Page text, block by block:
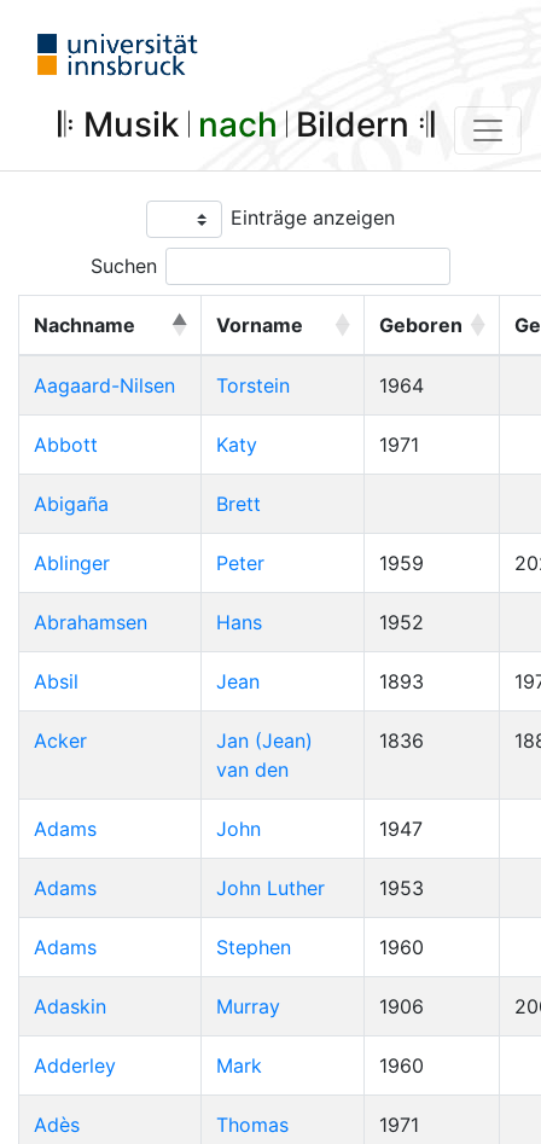
𝄆 Musik 𝄀 nach 𝄀 Bildern 𝄇
Einträge anzeigen
Suchen
Nachname Vorname Geboren
Aagaard-Nilsen Torstein 1964
Abbott Katy 1971
Abigaña Brett
Ablinger Peter 1959
Abrahamsen Hans 1952
Absil Jean 1893
Acker
Jan (Jean)
van den
1836
Adams John 1947
Adams John Luther 1953
Adams Stephen 1960
Adaskin Murray 1906
Adderley Mark 1960
Adès Thomas 1971